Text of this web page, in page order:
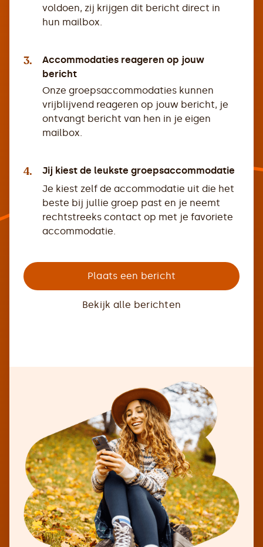
voldoen, zij krijgen dit bericht direct in
hun mailbox.
3.
Accommodaties reageren op jouw
bericht
Onze groepsaccommodaties kunnen
vrijblijvend reageren op jouw bericht, je
ontvangt bericht van hen in je eigen
mailbox.
4.
Jij kiest de leukste groepsaccommodatie
Je kiest zelf de accommodatie uit die het
beste bij jullie groep past en je neemt
rechtstreeks contact op met je favoriete
accommodatie.
Plaats een bericht
Bekijk alle berichten